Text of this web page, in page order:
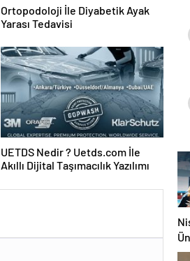
Ortopodoloji İle Diyabetik Ayak
Yarası Tedavisi
UETDS Nedir ? Uetds.com İle
Akıllı Dijital Taşımacılık Yazılımı